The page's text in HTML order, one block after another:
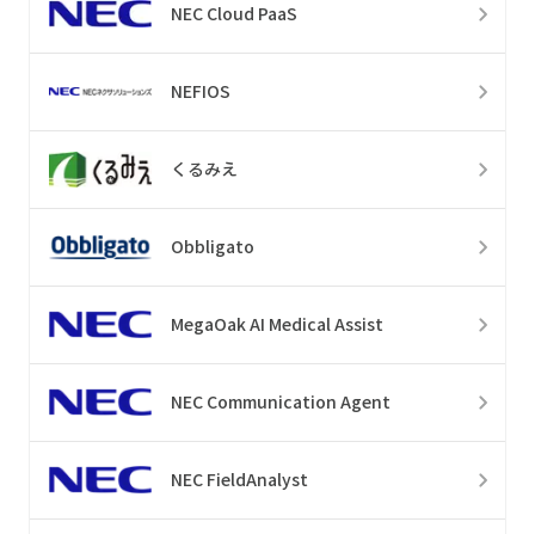
NEC Cloud PaaS
NEFIOS
くるみえ
Obbligato
MegaOak AI Medical Assist
NEC Communication Agent
NEC FieldAnalyst